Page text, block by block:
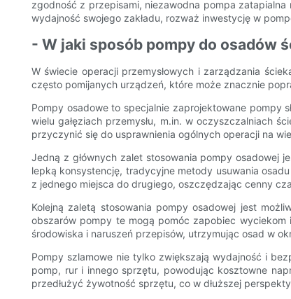
zgodność z przepisami, niezawodna pompa
wydajność swojego zakładu, rozważ inwestycję w
- W jaki sposób pompy do osadów
W świecie operacji przemysłowych i zarządzania
często pomijanych urządzeń, które może znacznie
Pompy osadowe to specjalnie zaprojektowane pompy
wielu gałęziach przemysłu, m.in. w oczyszczalniach
przyczynić się do usprawnienia ogólnych operacji na
Jedną z głównych zalet stosowania pompy osadowej
lepką konsystencję, tradycyjne metody usuwania
z jednego miejsca do drugiego, oszczędzając cenny
Kolejną zaletą stosowania pompy osadowej jest
obszarów pompy te mogą pomóc zapobiec
środowiska i naruszeń przepisów, utrzymując osad w
Pompy szlamowe nie tylko zwiększają wydajność i
pomp, rur i innego sprzętu, powodując kosztowne
przedłużyć żywotność sprzętu, co w dłuższej